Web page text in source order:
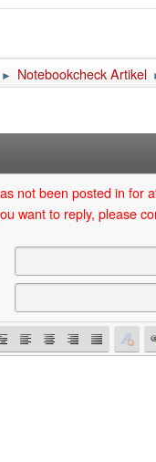
► Notebookcheck Artikel
not been posted in for
want to reply, please